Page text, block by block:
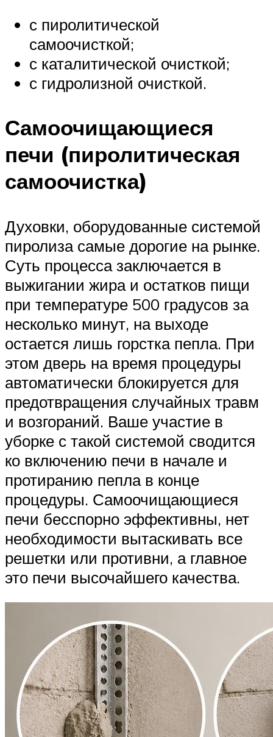
с пиролитической
самоочисткой;
с каталитической очисткой;
с гидролизной очисткой.
Самоочищающиеся
печи (пиролитическая
самоочистка)
Духовки, оборудованные системой
пиролиза самые дорогие на рынке.
Суть процесса заключается в
выжигании жира и остатков пищи
при температуре 500 градусов за
несколько минут, на выходе
остается лишь горстка пепла. При
этом дверь на время процедуры
автоматически блокируется для
предотвращения случайных травм
и возгораний. Ваше участие в
уборке с такой системой сводится
ко включению печи в начале и
протиранию пепла в конце
процедуры. Самоочищающиеся
печи бесспорно эффективны, нет
необходимости вытаскивать все
решетки или противни, а главное
это печи высочайшего качества.